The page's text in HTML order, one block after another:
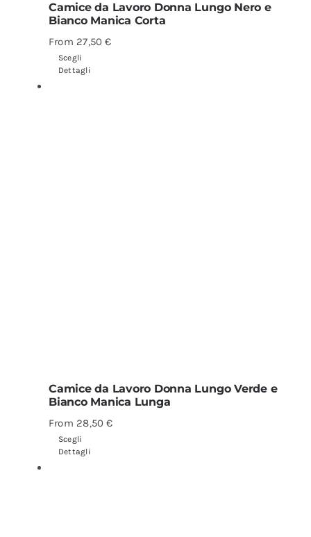
Camice da Lavoro Donna Lungo Nero e
Bianco Manica Corta
From 27,50€
Scegli
Dettagli
Camice da Lavoro Donna Lungo Verde e
Bianco Manica Lunga
From 28,50€
Scegli
Dettagli